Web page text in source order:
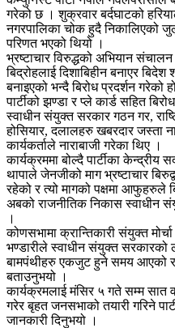
गरेको छ । शुक्रवार बर्दघाटको
नगरपालिका चोक हुदै निकालिएको
परिणत भएको थियो ।
भ्रष्टाचार विरुद्धको अभियान
बिद्रोहलाई दिशाबिहीन बनाएर
बनाइएको भन्दै बिरोध प्रदर्शन गरेको
पार्टीको झण्डा र प्ले कार्ड सहित
स्वाधीन संयुक्त सरकार गठन गर,
होसियार, दलालहरु खबरदार जस्ता
कार्यकर्ताले नाराबाजी गरेका थिए ।
कार्यक्रममा बोल्दै पार्टीका केन्द्रीय
थापाले जेनजीको माग भ्रष्टाचार
रहेको र त्यो मागको पक्षमा आफुहरुले
अबको राजनीतिक निकास स्वाधीन
।
कोणसभामा क्रान्तिकारी संयुक्त
भण्डारीले स्वाधीन संयुक्त सरकारको
बामपंथीहरु एकजुट हुने समय आएको
बताउनुभयो ।
कार्यक्रमलाई मंसिर ५ गते सम्म सात
गरेर बृहत जनसभाको तयारी गरिने
जानकारी दिनुभयो ।